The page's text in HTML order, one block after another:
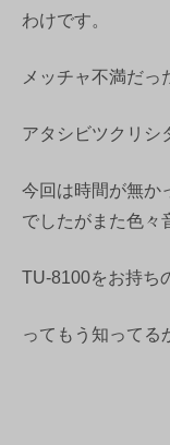
わけです。
メッチャ不満だっ
アタシビツクリシ
今回は時間が無か
でしたがまた色々
TU-8100をお持ち
ってもう知ってる